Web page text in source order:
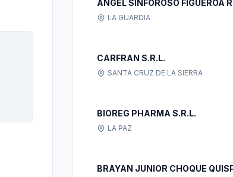
ANGEL SINFOROSO FIGUEROA
LA GUARDIA
CARFRAN S.R.L.
SANTA CRUZ DE LA SIERRA
BIOREG PHARMA S.R.L.
LA PAZ
BRAYAN JUNIOR CHOQUE